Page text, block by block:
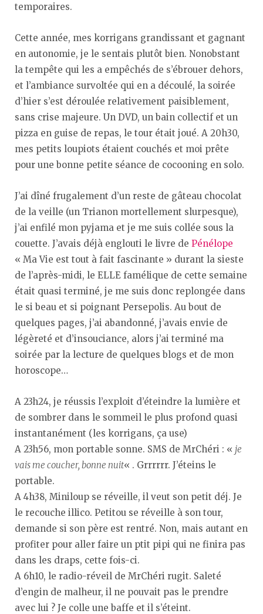
temporaires.
Cette année, mes korrigans grandissant et gagnant
en autonomie, je le sentais plutôt bien. Nonobstant
la tempête qui les a empêchés de s’ébrouer dehors,
et l’ambiance survoltée qui en a découlé, la soirée
d’hier s’est déroulée relativement paisiblement,
sans crise majeure. Un DVD, un bain collectif et un
pizza en guise de repas, le tour était joué. A 20h30,
mes petits loupiots étaient couchés et moi prête
pour une bonne petite séance de cocooning en solo.
J’ai dîné frugalement d’un reste de gâteau chocolat
de la veille (un Trianon mortellement slurpesque),
j’ai enfilé mon pyjama et je me suis collée sous la
couette. J’avais déjà englouti le livre de Pénélope
« Ma Vie est tout à fait fascinante » durant la sieste
de l’après-midi, le ELLE famélique de cette semaine
était quasi terminé, je me suis donc replongée dans
le si beau et si poignant Persepolis. Au bout de
quelques pages, j’ai abandonné, j’avais envie de
légèreté et d’insouciance, alors j’ai terminé ma
soirée par la lecture de quelques blogs et de mon
horoscope…
A 23h24, je réussis l’exploit d’éteindre la lumière et
de sombrer dans le sommeil le plus profond quasi
instantanément (les korrigans, ça use)
A 23h56, mon portable sonne. SMS de MrChéri : « je
vais me coucher, bonne nuit« . Grrrrrr. J’éteins le
portable.
A 4h38, Miniloup se réveille, il veut son petit déj. Je
le recouche illico. Petitou se réveille à son tour,
demande si son père est rentré. Non, mais autant en
profiter pour aller faire un ptit pipi qui ne finira pas
dans les draps, cette fois-ci.
A 6h10, le radio-réveil de MrChéri rugit. Saleté
d’engin de malheur, il ne pouvait pas le prendre
avec lui ? Je colle une baffe et il s’éteint.